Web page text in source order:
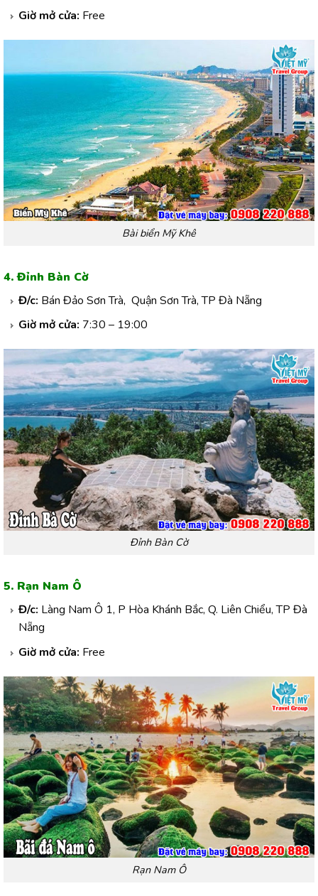
Giờ mở cửa: Free
Bài biển Mỹ Khê
4. Đỉnh Bàn Cờ
Đ/c: Bán Đảo Sơn Trà, Quận Sơn Trà, TP Đà Nẵng
Giờ mở cửa: 7:30 – 19:00
Đỉnh Bàn Cờ
5. Rạn Nam Ô
Đ/c: Làng Nam Ô 1, P Hòa Khánh Bắc, Q. Liên Chiểu, TP Đà
Nẵng
Giờ mở cửa: Free
Rạn Nam Ô